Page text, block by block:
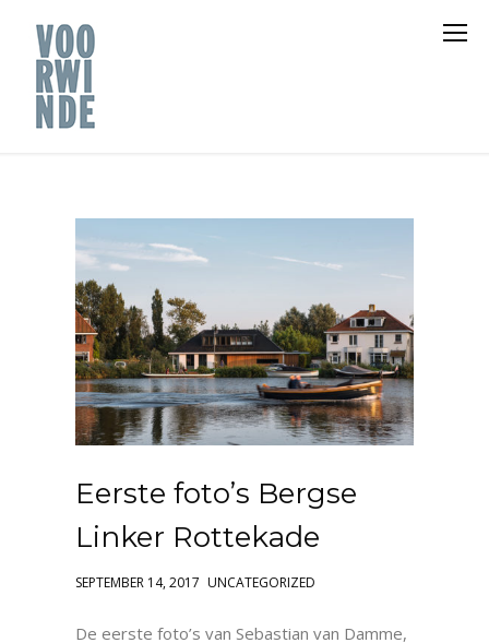
Eerste foto’s Bergse
Linker Rottekade
SEPTEMBER 14, 2017 UNCATEGORIZED
De eerste foto’s van Sebastian van Damme,